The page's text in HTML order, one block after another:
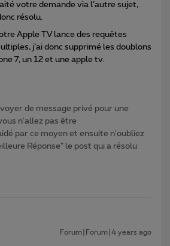
votre demande via l’autre sujet,
résolu.
Apple TV lance des requêtes
j’ai donc supprimé les doublons
7, un 12 et une apple tv.
de message privé pour une
n'allez pas être
par ce moyen et ensuite n'oubliez
Réponse" le post qui a résolu
Forum|Forum|4 years ago